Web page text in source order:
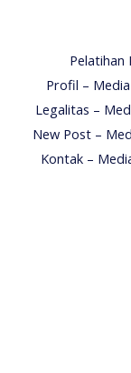
Pelatihan
Profil –
Legalitas –
New Post –
Kontak –